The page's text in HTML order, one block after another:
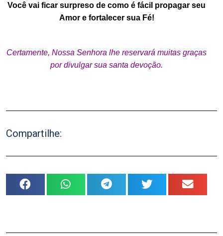
Você vai ficar surpreso de como é fácil propagar seu
Amor e fortalecer sua Fé!
Certamente, Nossa Senhora lhe reservará muitas graças
por divulgar sua santa devoção.
Compartilhe: